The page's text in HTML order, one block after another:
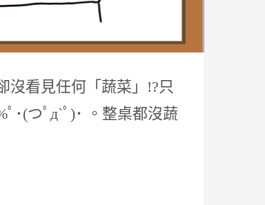
沒看見任何「蔬菜」!?只
･(つﾟд`ﾟ)･ 。整桌都沒蔬